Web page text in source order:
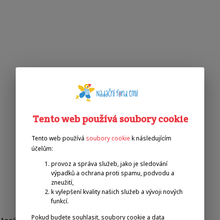
Tento web používá soubory cookie
Tento web používá soubory cookie k následujícím
účelům:
provoz a správa služeb, jako je sledování
výpadků a ochrana proti spamu, podvodu a
zneužití,
k vylepšení kvality našich služeb a vývoji nových
funkcí.
Pokud budete souhlasit, soubory cookie a data